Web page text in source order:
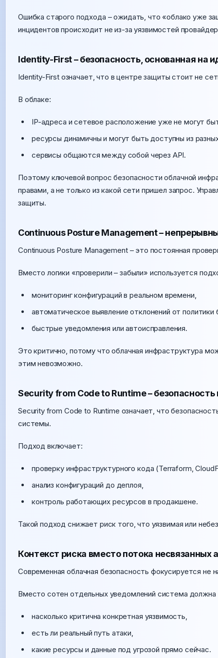
Ошибка старого подхода – ожидать, что «облако уже
инцидентов происходит не из-за уязвимостей
Identity-First – безопасность, основанная на
Identity-First означает, что в центре защиты стоит не
В облаке:
IP-адреса и сетевое расположение уже не могут
ресурсы динамичны и могут быть доступны из
сервисы общаются между собой через API.
Поэтому ключевой вопрос безопасности облачной
правами, а не только из какой сети пришел запрос.
защиты.
Continuous Posture Management –
Continuous Posture Management – это постоянная
Вместо логики «проверили – забыли» используется
мониторинг конфигураций в реальном времени,
автоматическое выявление отклонений от политики
быстрые уведомления или автоисправления.
Это критично, потому что облачная инфраструктура
этим невозможно.
Security from Code to Runtime – безопасность
Security from Code to Runtime означает, что
системы.
Подход включает:
проверку инфраструктурного кода (Terraform,
анализ конфигураций до деплоя,
контроль работающих ресурсов в продакшене.
Такой подход снижает риск того, что уязвимая или
Контекст риска вместо потока несвязанных
Современная облачная безопасность фокусируется не
Вместо сотен отдельных уведомлений система должна
насколько критична конкретная уязвимость,
есть ли реальный путь атаки,
какие ресурсы и данные под угрозой прямо сейчас.